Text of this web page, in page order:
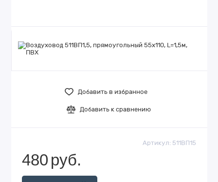
Добавить в избранное
Добавить к сравнению
Артикул: 511ВП15
480 руб.